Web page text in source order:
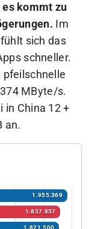
kommt zu
Im
sich das
schneller.
pfeilschnelle
MByte/s.
in China 12 +
an.
1.955.369
1.857.857